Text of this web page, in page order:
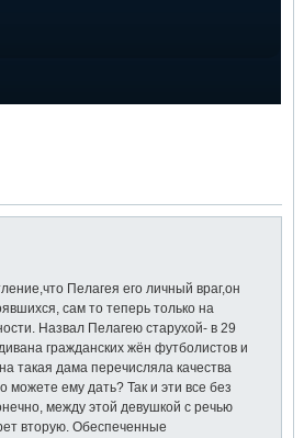
Пелагея его личный враг,он
сам то теперь только на
Назвал Пелагею старухой- в 29
гражданских жён футболистов и
такая дама перечисляла качества
можете ему дать? Так и эти все без
между этой девушкой с речью
вторую. Обеспеченные